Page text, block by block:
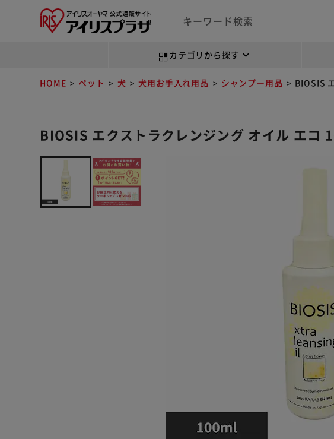
カテゴリから探す
HOME ペット 犬 犬用お手入れ用品 シャンプー用品 BIOSIS
BIOSIS エクストラクレンジング オイル エコ